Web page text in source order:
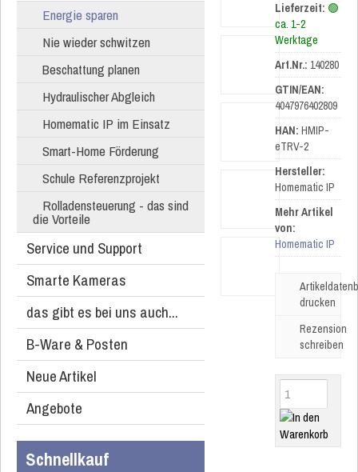
Energie sparen
Nie wieder schwitzen
Beschattung planen
Hydraulischer Abgleich
Homematic IP im Einsatz
Smart-Home Förderung
Schule Referenzprojekt
Rolladensteuerung - das sind
die Vorteile
Service und Support
Smarte Kameras
das gibt es bei uns auch...
B-Ware & Posten
Neue Artikel
Angebote
Schnellkauf
Lieferzeit: 🟢
ca. 1-2
Werktage
Art.Nr.: 140280
GTIN/EAN:
4047976402809
HAN: HMIP-
eTRV-2
Hersteller:
Homematic IP
Mehr Artikel
von:
Homematic IP
drucken
Rezension
schreiben